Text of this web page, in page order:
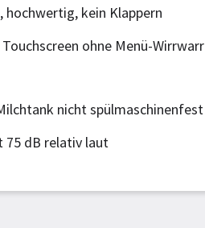
hochwertig, kein Klappern
Touchscreen ohne Menü-Wirrwarr
nicht spülmaschinenfest
75 dB relativ laut